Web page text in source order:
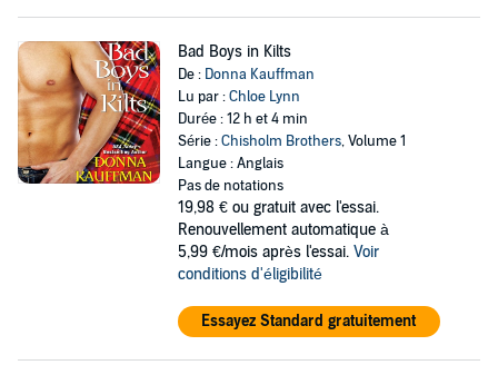
Bad Boys in Kilts
De : Donna Kauffman
Lu par :Chloe Lynn
Durée : 12 h et 4 min
Série :Chisholm Brothers, Volume 1
Langue : Anglais
Pas de notations
19,98 € ou gratuit avec l'essai.
Renouvellement automatique à
5,99 €/mois après l'essai. Voir
conditions d'éligibilité
Essayez Standard gratuitement